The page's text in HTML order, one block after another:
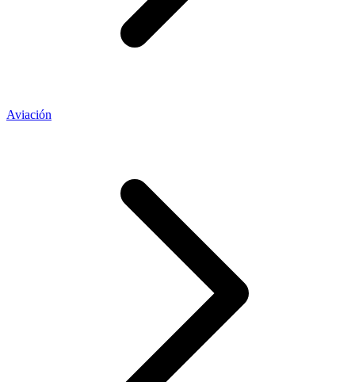
Aviación